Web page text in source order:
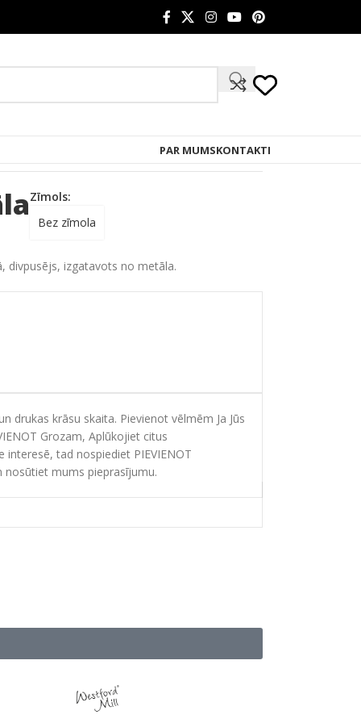
PAR MUMSKONTAKTI
Zīmols:
Bez zīmola
divpusējs, izgatavots no metāla.
drukas krāsu skaita. Pievienot vēlmēm Ja Jūs
Grozam, Aplūkojiet citus
tad nospiediet PIEVIENOT
nosūtiet mums pieprasījumu.